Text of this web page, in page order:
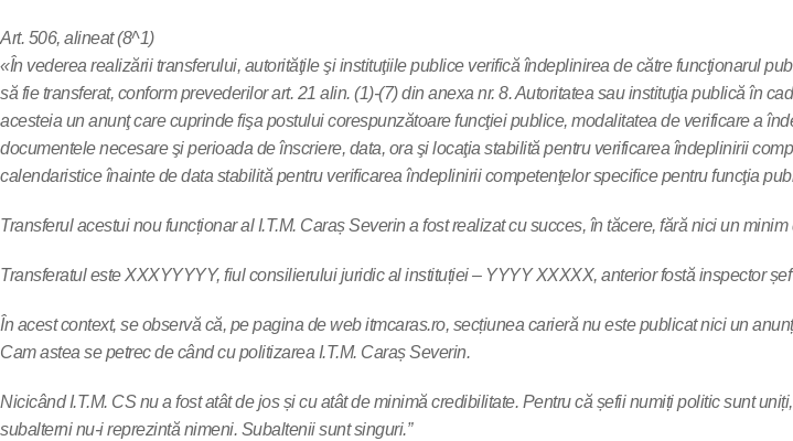
Art. 506, alineat (8^1)
«În vederea realizării transferului, autorităţile şi instituţiile publice verifică îndeplinirea de către funcţionarul
să fie transferat, conform prevederilor art. 21 alin. (1)-(7) din anexa nr. 8. Autoritatea sau instituţia publică în
acesteia un anunţ care cuprinde fişa postului corespunzătoare funcţiei publice, modalitatea de verificare a
documentele necesare şi perioada de înscriere, data, ora şi locaţia stabilită pentru verificarea îndeplinirii
calendaristice înainte de data stabilită pentru verificarea îndeplinirii competenţelor specifice pentru funcţia
Transferul acestui nou funcționar al I.T.M. Caraș Severin a fost realizat cu succes, în tăcere, fără nici un
Transferatul este XXXYYYYY, fiul consilierului juridic al instituției – YYYY XXXXX, anterior fostă inspector
În acest context, se observă că, pe pagina de web itmcaras.ro, secțiunea carieră nu este publicat nici un
Cam astea se petrec de când cu politizarea I.T.M. Caraș Severin.
Nicicând I.T.M. CS nu a fost atât de jos și cu atât de minimă credibilitate. Pentru că șefii numiți politic sunt
subalterni nu-i reprezintă nimeni. Subaltenii sunt singuri.”